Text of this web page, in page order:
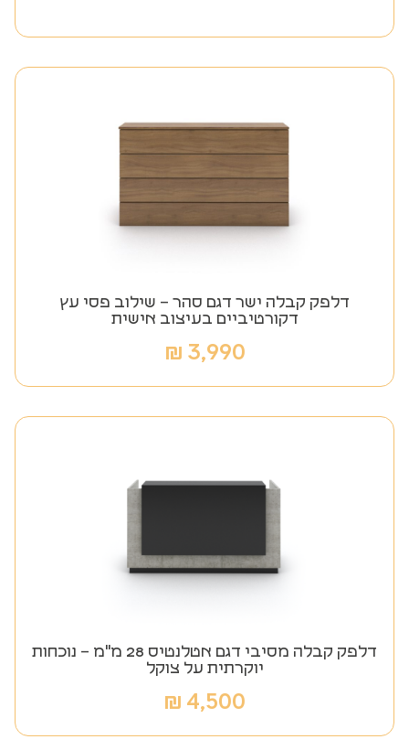
דלפק קבלה ישר דגם סהר – שילוב פסי עץ
דקורטיביים בעיצוב אישית
3,990
₪
דלפק קבלה מסיבי דגם אטלנטיס 28 מ"מ – נוכחות
יוקרתית על צוקל
4,500
₪